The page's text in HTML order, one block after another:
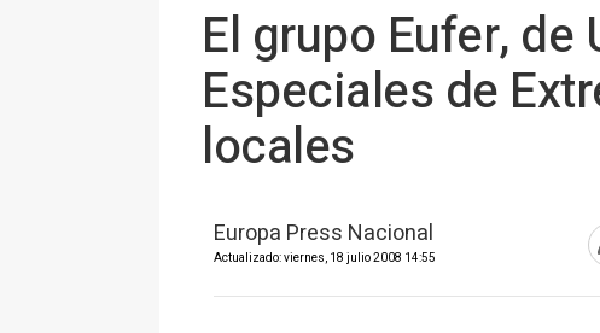
El grupo Eufer,
Especiales de
locales
Europa Press Nacional
Actualizado: viernes, 18 julio 2008 14:55